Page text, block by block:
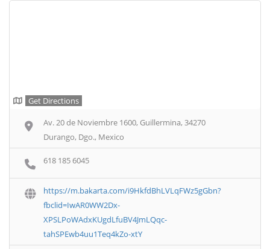
Get Directions
Av. 20 de Noviembre 1600, Guillermina, 34270
Durango, Dgo., Mexico
618 185 6045
https://m.bakarta.com/i9HkfdBhLVLqFWz5gGbn?
fbclid=IwAR0WW2Dx-
XPSLPoWAdxKUgdLfuBV4JmLQqc-
tahSPEwb4uu1Teq4kZo-xtY